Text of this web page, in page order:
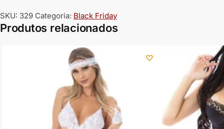
SKU: 329 Categoria: Black Friday
Produtos relacionados